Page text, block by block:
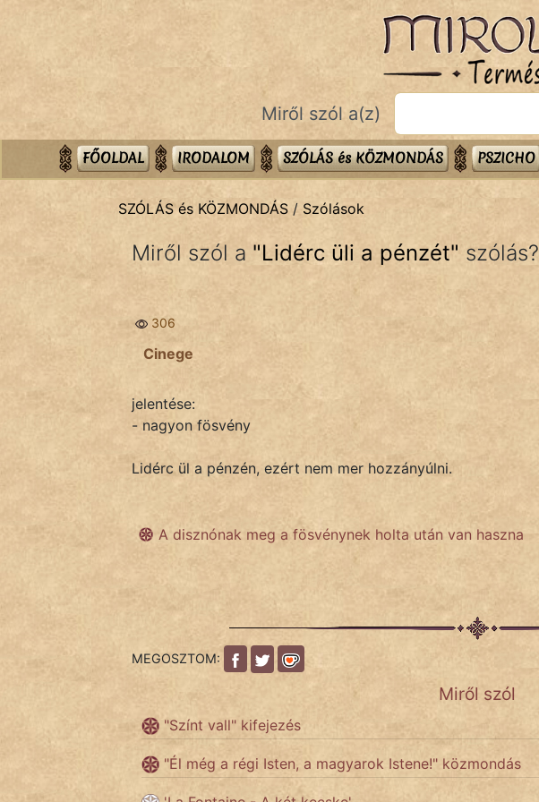
Bibliai
Közmondások
Szóláscsoportok
KÖZMONDÁS
FILM
Miről szól a(z)
FŐOLDAL IRODALOM SZÓLÁS és KÖZMONDÁS PSZICHO
SZÓLÁS és KÖZMONDÁS / Szólások
Miről szól a "Lidérc üli a pénzét" szólás?
306
Cinege
jelentése:
- nagyon fösvény
Lidérc ül a pénzén, ezért nem mer hozzányúlni.
A disznónak meg a fösvénynek holta után van haszna
MEGOSZTOM:
Miről szól
"Színt vall" kifejezés
"Él még a régi Isten, a magyarok Istene!" közmondás